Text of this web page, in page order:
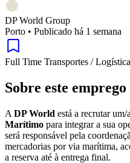
DP World Group
Porto • Publicado há 1 semana
Full Time Transportes / Logística
Sobre este emprego
A DP World está a recrutar um/a
Marítimo para integrar a sua
será responsável pela
mercadorias por via marítima,
a reserva até à entrega final.